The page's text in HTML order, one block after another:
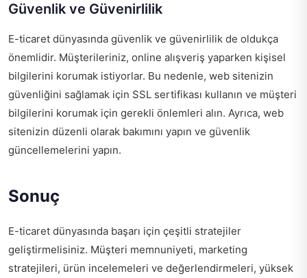
Güvenlik ve Güvenirlilik
E-ticaret dünyasında güvenlik ve güvenirlilik de oldukça
önemlidir. Müşterileriniz, online alışveriş yaparken kişisel
bilgilerini korumak istiyorlar. Bu nedenle, web sitenizin
güvenliğini sağlamak için SSL sertifikası kullanın ve müşteri
bilgilerini korumak için gerekli önlemleri alın. Ayrıca, web
sitenizin düzenli olarak bakımını yapın ve güvenlik
güncellemelerini yapın.
Sonuç
E-ticaret dünyasında başarı için çeşitli stratejiler
geliştirmelisiniz. Müşteri memnuniyeti, marketing
stratejileri, ürün incelemeleri ve değerlendirmeleri, yüksek